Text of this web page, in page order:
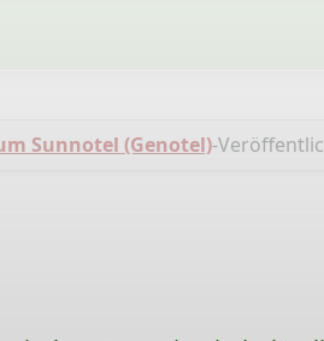
Sunnotel (Genotel)-